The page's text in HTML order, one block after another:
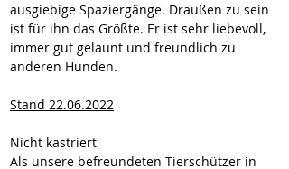
ausgiebige Spaziergänge. Draußen zu sein
ist für ihn das Größte. Er ist sehr liebevoll,
immer gut gelaunt und freundlich zu
anderen Hunden.
Stand 22.06.2022
Nicht kastriert
Als unsere befreundeten Tierschützer in